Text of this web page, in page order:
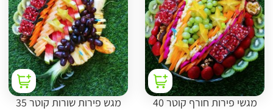
מגשי פירות חורף קוטר 40 מגש פירות שורות קוטר 35